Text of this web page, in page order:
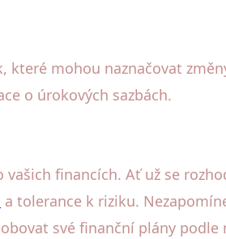
mohou naznačovat
o úrokových sazbách.
financích. Ať už se
a tolerance k riziku.
své finanční plány podle